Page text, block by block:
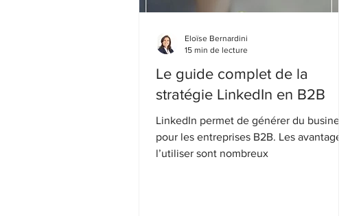
Le guide complet de la
stratégie LinkedIn en B2B
LinkedIn permet de générer du business
pour les entreprises B2B. Les avantages à
l’utiliser sont nombreux
Eloïse Bernardini
15 min de lecture